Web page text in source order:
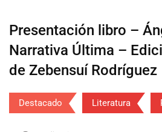
Presentación libro –
Narrativa Última –
de Zebensuí Rodríguez
Destacado Literatura